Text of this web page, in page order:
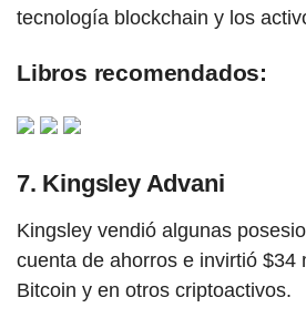
tecnología blockchain y los
Libros recomendados:
7. Kingsley Advani
Kingsley vendió algunas
cuenta de ahorros e invirtió $34
Bitcoin y en otros criptoactivos.